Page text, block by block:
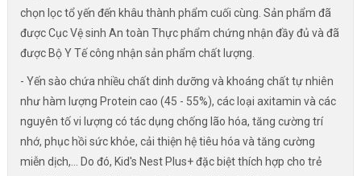
chọn lọc tổ yến đến khâu thành phẩm cuối cùng. Sản phẩm đã
được Cục Vệ sinh An toàn Thực phẩm chứng nhận đầy đủ và đã
được Bộ Y Tế công nhận sản phẩm chất lượng.
- Yến sào chứa nhiều chất dinh dưỡng và khoáng chất tự nhiên
như hàm lượng Protein cao (45 - 55%), các loại axitamin và các
nguyên tố vi lượng có tác dụng chống lão hóa, tăng cường trí
nhớ, phục hồi sức khỏe, cải thiện hệ tiêu hóa và tăng cường
miễn dịch,... Do đó, Kid's Nest Plus+ đặc biệt thích hợp cho trẻ